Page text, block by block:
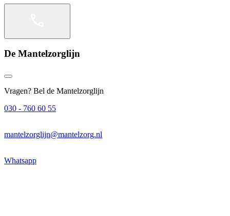
De Mantelzorglijn
Vragen? Bel de Mantelzorglijn
030 - 760 60 55
mantelzorglijn@mantelzorg.nl
Whatsapp